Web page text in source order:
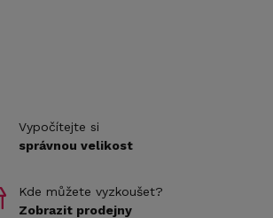
Vypočítejte si
správnou velikost
Kde můžete vyzkoušet?
Zobrazit prodejny